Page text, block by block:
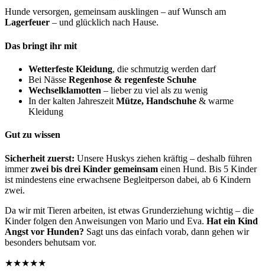
Hunde versorgen, gemeinsam ausklingen – auf Wunsch am
Lagerfeuer – und glücklich nach Hause.
Das bringt ihr mit
Wetterfeste Kleidung, die schmutzig werden darf
Bei Nässe Regenhose & regenfeste Schuhe
Wechselklamotten – lieber zu viel als zu wenig
In der kalten Jahreszeit Mütze, Handschuhe & warme
Kleidung
Gut zu wissen
Sicherheit zuerst: Unsere Huskys ziehen kräftig – deshalb führen
immerzwei bis drei Kinder gemeinsam einen Hund. Bis 5 Kinder
ist mindestens eine erwachsene Begleitperson dabei, ab 6 Kindern
zwei.
Da wir mit Tieren arbeiten, ist etwas Grunderziehung wichtig – die
Kinder folgen den Anweisungen von Mario und Eva. Hat ein Kind
Angst vor Hunden? Sagt uns das einfach vorab, dann gehen wir
besonders behutsam vor.
★★★★★